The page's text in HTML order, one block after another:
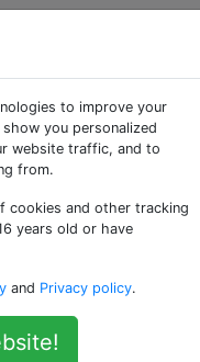
lorsque
photo
to improve your
you personalized
website traffic, and to
from.
cookies and other tracking
years old or have
and Privacy policy.